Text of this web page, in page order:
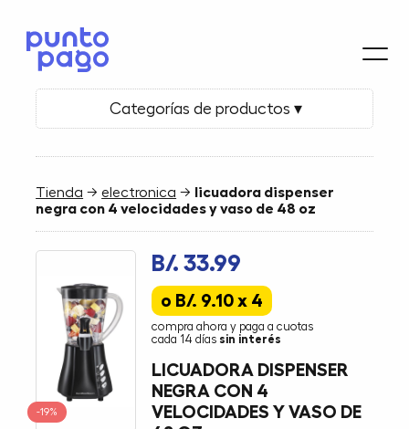
Categorías de productos ▾
Tienda →electronica →
licuadora dispenser
negra con 4 velocidades y vaso de 48 oz
-19%
B/. 33.99
o B/. 9.10 x 4
compra ahora y paga a cuotas
cada 14 días sin interés
LICUADORA DISPENSER
NEGRA CON 4
VELOCIDADES Y VASO DE